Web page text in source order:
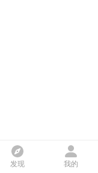
发现 我的